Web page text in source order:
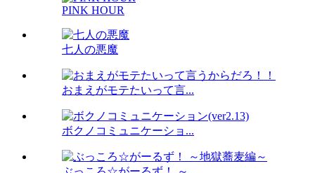
PINK HOUR
七人の悪魔
おまえがモテたいって言...
ボクノコミュニケーショ...